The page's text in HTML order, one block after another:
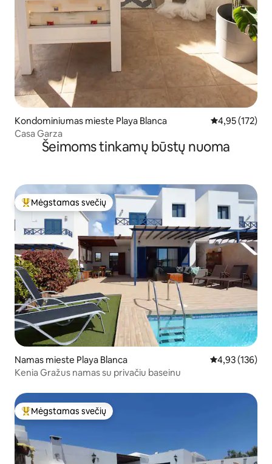
Kondominiumas mieste Playa Blanca Vidutinis
4,95 (172)
Casa Garza
Šeimoms tinkamų būstų nuoma
Svečių mėgstamiausias
Mėgstamas svečių
Namas mieste Playa Blanca Vidutinis
4,93 (136)
Kenia Gražus namas su privačiu baseinu
Svečių mėgstamiausias
Mėgstamas svečių